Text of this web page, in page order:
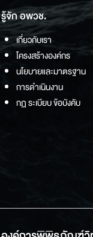
รู้จัก อพวช.
เกี่ยวกับเรา
โครงสร้างองค์กร
นโยบายและมาตรฐาน
การดำเนินงาน
กฏ ระเบียบ ข้อบังคับ